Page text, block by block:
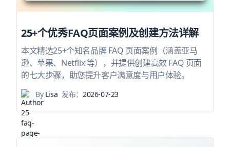
25+个优秀FAQ页面案例及创建方法详解
本文精选25+个知名品牌 FAQ 页面案例（涵盖亚马
逊、苹果、Netflix 等），并提供创建高效 FAQ 页面
的七大步骤，助您提升客户满意度与用户体验。
ByLisa 发布：2026-07-23